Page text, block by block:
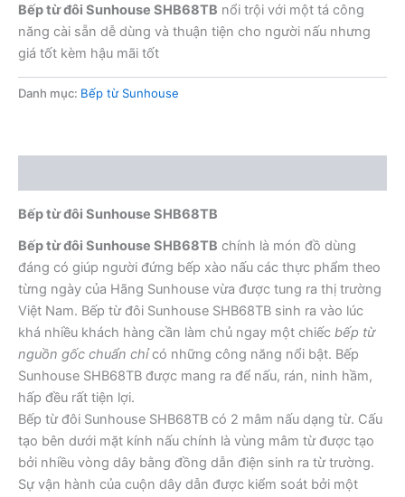
Bếp từ đôi Sunhouse SHB68TB nổi trội với một tá công
năng cài sẵn dễ dùng và thuận tiện cho người nấu nhưng
giá tốt kèm hậu mãi tốt
Danh mục: Bếp từ Sunhouse
Bếp từ đôi Sunhouse SHB68TB
Bếp từ đôi Sunhouse SHB68TB chính là món đồ dùng
đáng có giúp người đứng bếp xào nấu các thực phẩm theo
từng ngày của Hãng Sunhouse vừa được tung ra thị trường
Việt Nam. Bếp từ đôi Sunhouse SHB68TB sinh ra vào lúc
khá nhiều khách hàng cần làm chủ ngay một chiếc bếp từ
nguồn gốc chuẩn chỉcó những công năng nổi bật. Bếp
Sunhouse SHB68TB được mang ra để nấu, rán, ninh hầm,
hấp đều rất tiện lợi.
Bếp từ đôi Sunhouse SHB68TB có 2 mâm nấu dạng từ. Cấu
tạo bên dưới mặt kính nấu chính là vùng mâm từ được tạo
bởi nhiều vòng dây bằng đồng dẫn điện sinh ra từ trường.
Sự vận hành của cuộn dây dẫn được kiểm soát bởi một